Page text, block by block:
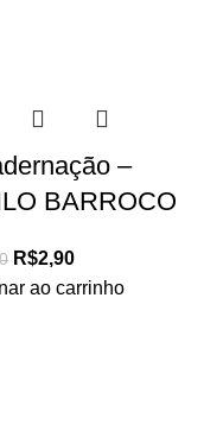
–
BARROCO
R$2,90
ao carrinho